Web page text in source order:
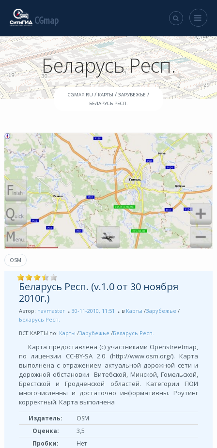
CGmap
Беларусь Респ.
CGMAP.RU / КАРТЫ / ЗАРУБЕЖЬЕ /
БЕЛАРУСЬ РЕСП.
OSM
Беларусь Респ. (v.1.0 от 30 ноября
2010г.)
Автор: navmaster 30-11-2010, 11:51 в Карты /Зарубежье /
Беларусь Респ.
ВСЕ КАРТЫ по: Карты /Зарубежье /Беларусь Респ.
Карта предоставлена (с) участниками Openstreetmap,
по лицензии СС-BY-SA 2.0 (http://www.osm.org/). Карта
выполнена с отражением актуальной дорожной сети и
дорожной обстановки Витебской, Минской, Гомельской,
Брестской и Гродненской областей. Категории ПОИ
многочисленны и достаточно информативны. Роутинг
корректный. Карта выполнена
Издатель:
OSM
Оценка:
3,5
Пробки:
Нет